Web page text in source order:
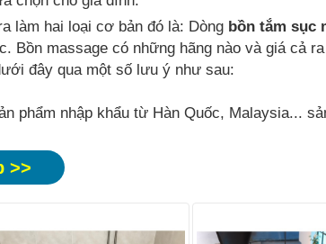
làm hai loại cơ bản đó là: Dòng bồn tắm sục
Bồn massage có những hãng nào và giá cả
đây qua một số lưu ý như sau:
phẩm nhập khẩu từ Hàn Quốc, Malaysia...
>>